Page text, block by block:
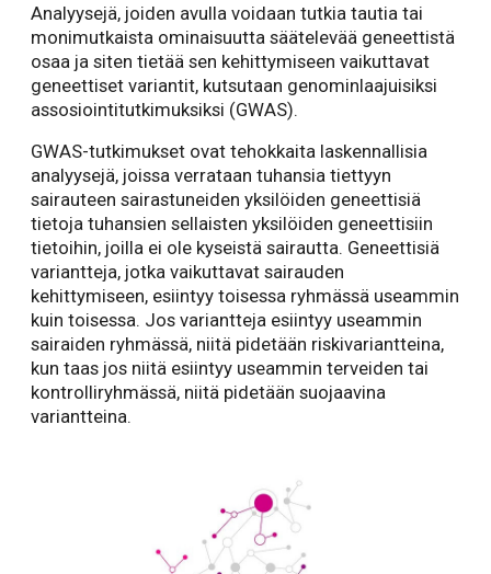
Analyysejä, joiden avulla voidaan tutkia tautia tai
monimutkaista ominaisuutta säätelevää geneettistä
osaa ja siten tietää sen kehittymiseen vaikuttavat
geneettiset variantit, kutsutaan genominlaajuisiksi
assosiointitutkimuksiksi (GWAS).
GWAS-tutkimukset ovat tehokkaita laskennallisia
analyysejä, joissa verrataan tuhansia tiettyyn
sairauteen sairastuneiden yksilöiden geneettisiä
tietoja tuhansien sellaisten yksilöiden geneettisiin
tietoihin, joilla ei ole kyseistä sairautta. Geneettisiä
variantteja, jotka vaikuttavat sairauden
kehittymiseen, esiintyy toisessa ryhmässä useammin
kuin toisessa. Jos variantteja esiintyy useammin
sairaiden ryhmässä, niitä pidetään riskivariantteina,
kun taas jos niitä esiintyy useammin terveiden tai
kontrolliryhmässä, niitä pidetään suojaavina
variantteina.